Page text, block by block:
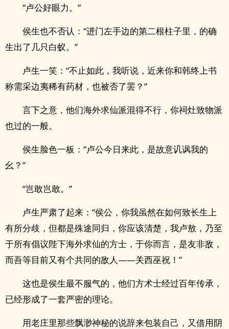
“卢公好眼力。”
侯生也不否认：“进门左手边的第二根柱子里，的确
生出了几只白蚁。”
卢生一笑：“不止如此，我听说，近来你和韩终上书
称需采边夷稀有药材，也被否了罢？”
言下之意，他们海外求仙派混得不行，你祠灶致物派
也过的一般。
侯生脸色一板：“卢公今日来此，是故意讥讽我的
幺？”
“岂敢岂敢。”
卢生严肃了起来：“侯公，你我虽然在如何致长生上
有所分歧，但都是殊途同归，你应该清楚，我卢敖，乃至
于所有倡议陛下海外求仙的方士，于你而言，是友非敌，
而吾等目前又有个共同的敌人——关西巫祝！”
这也是侯生最不服气的，他们方术士经过百年传承，
已经形成了一套严密的理论。
用老庄里那些飘渺神秘的说辞来包装自己，又借用阴